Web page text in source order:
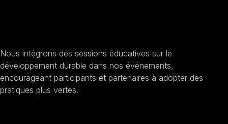
Nous intégrons des sessions éducatives sur le
développement durable dans nos événements,
encourageant participants et partenaires à adopter des
pratiques plus vertes.